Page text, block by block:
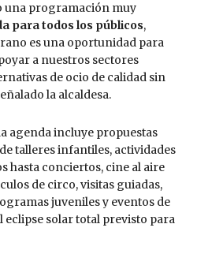
una programación muy
para todos los públicos,
es una oportunidad para
a nuestros sectores
de ocio de calidad sin
la alcaldesa.
agenda incluye propuestas
talleres infantiles, actividades
hasta conciertos, cine al aire
de circo, visitas guiadas,
juveniles y eventos de
solar total previsto para